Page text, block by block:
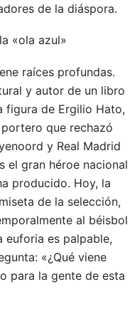
de la diáspora.
«ola azul»
raíces profundas.
y autor de un libro
figura de Ergilio Hato,
que rechazó
y Real Madrid
el gran héroe nacional
producido. Hoy, la
de la selección,
al béisbol
es palpable,
«¿Qué viene
para la gente de esta